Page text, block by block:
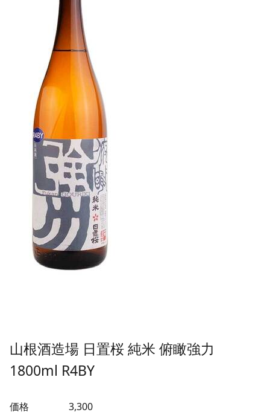
山根酒造場 日置桜 純米 俯瞰強力
1800ml R4BY
価格
3,300